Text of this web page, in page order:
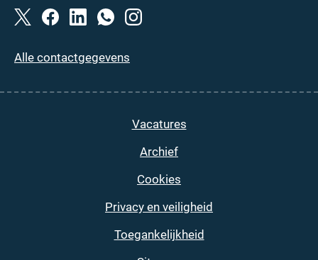
Alle contactgegevens
Vacatures
Archief
Cookies
Privacy en veiligheid
Toegankelijkheid